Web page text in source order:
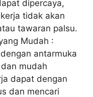
dipercaya,
tidak akan
tawaran palsu.
Mudah :
antarmuka
mudah
dapat dengan
dan mencari